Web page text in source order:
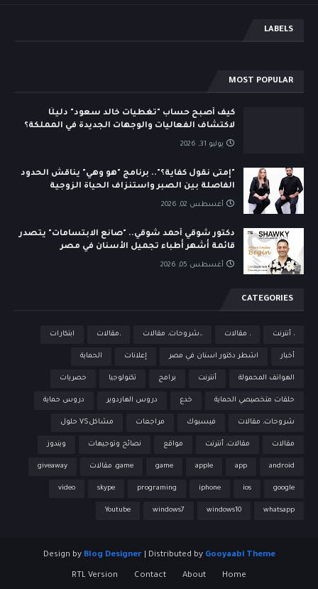
LABELS
MOST POPULAR
كيف أصبح حساب "تغطيات خالد سعود" دليلًا
لاكتشاف الفعاليات والوجهات الجديدة في المملكة؟
يوليو 31, 2026
"إمتى نقول كفاية؟".. برنامج "هو وهي" يناقش الحدود
الفاصلة بين الصبر واستنزاف الحياة الزوجية
أغسطس 02, 2026
دكتور شوقي أحمد شوقي.. "صانع الابتسامات" يتصدر
قائمة أشهر أطباء تجميل الأسنان في مصر
أغسطس 05, 2026
CATEGORIES
، أنترنت ، مقالات ،،شروحات، مقالات ،مقالات ابتكارات
أخبار اشطر دكتور اسنان في مصر إعلانات الحماية
الهواتف المحمولة أنترنت برامج تكنولوجيا حصريات
حلقات متخصيصي الحماية خدع دروس الهاردوير دروس حماية
شروحات، مقالات فيسبوك مراجعات مشاكلVS حلول
مقالات مقالات، أنترنت مواقع نصائح وتوجيهات ويندوز
android
app
apple
game game، مقالات giveaway
google
ios
iphone
programing
skype
video
whatsapp
windows10
windows7
Youtube
Design by Blog Designer| Distributed by Gooyaabi Theme
Home
About
Contact
RTL Version